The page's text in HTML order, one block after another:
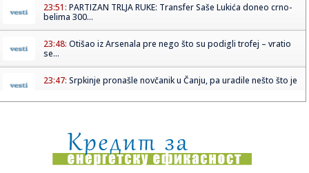
23:51: PARTIZAN TRLJA RUKE: Transfer Saše Lukića doneo crno-
belima 300...
23:48: Otišao iz Arsenala pre nego što su podigli trofej – vratio
se...
23:47: Srpkinje pronašle novčanik u Čanju, pa uradile nešto što je
23:42:Kraj za Aleksandru i Anu: Eliminisane već na startu